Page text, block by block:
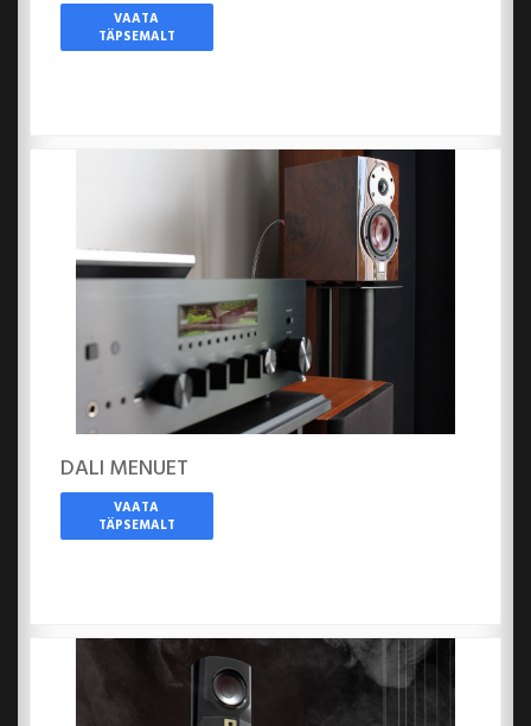
VAATA
TÄPSEMALT
DALI MENUET
VAATA
TÄPSEMALT